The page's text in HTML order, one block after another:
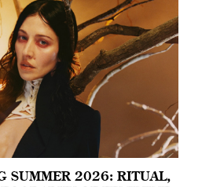
SUMMER 2026: RITUAL,